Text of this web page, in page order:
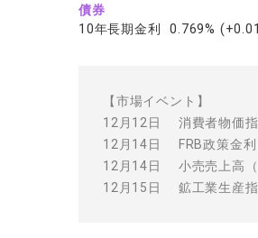
債券
10年長期金利 0.769%
【市場イベント】
12月12日 消費者物価指
12月14日 FRB政策金利
12月14日 小売売上高（
12月15日 鉱工業生産指